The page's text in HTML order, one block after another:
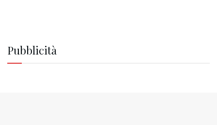
Pubblicità